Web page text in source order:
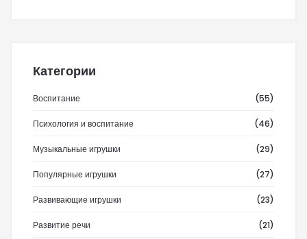
Категории
Воспитание (55)
Психология и воспитание (46)
Музыкальные игрушки (29)
Популярные игрушки (27)
Развивающие игрушки (23)
Развитие речи (21)